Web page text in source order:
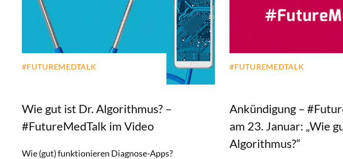
#FUTUREMEDTALK
Wie gut ist Dr. Algorithmus? –
#FutureMedTalk im Video
Wie (gut) funktionieren Diagnose-Apps?
#FUTUREMEDTALK
Ankündigung –
am 23. Januar: „Wie
Algorithmus?“